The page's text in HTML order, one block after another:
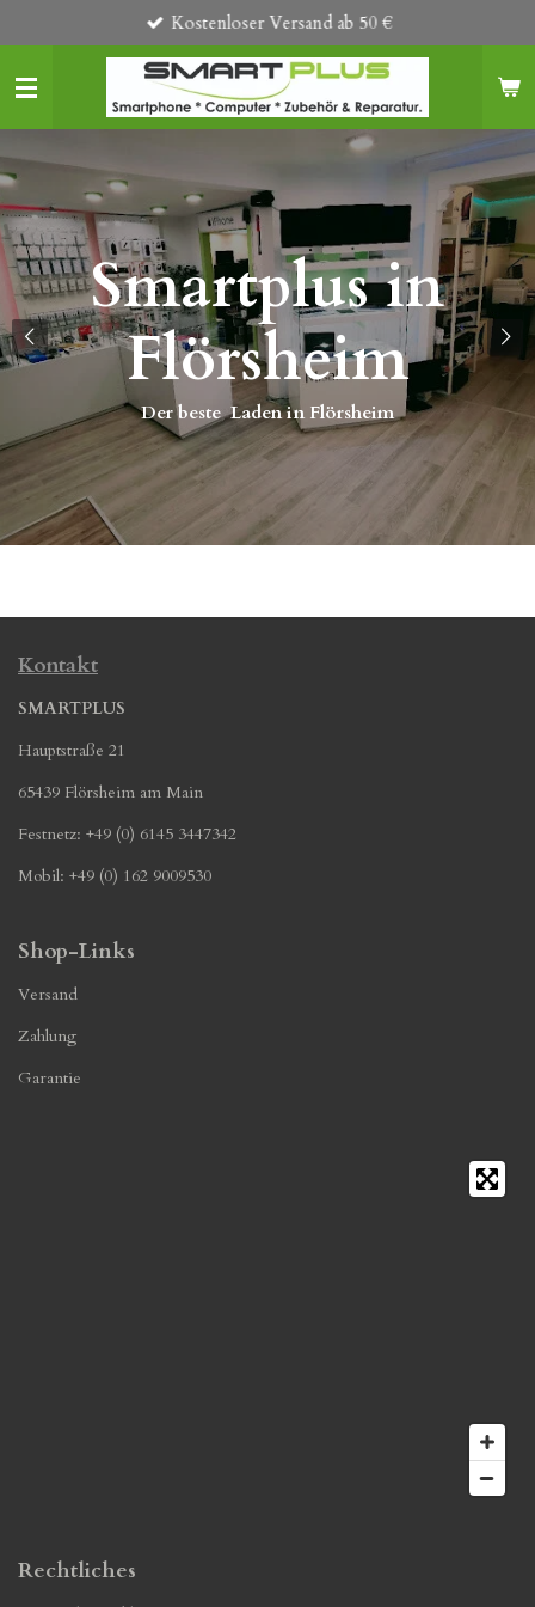
Hauptinhalt
springen
Kostenloser Versand ab 50 €
Smartplus in
Flörsheim
Der beste Laden in Flörsheim
Kontakt
SMARTPLUS
Hauptstraße 21
65439 Flörsheim am Main
Festnetz: +49 (0) 6145 3447342
Mobil: +49 (0) 162 9009530
Shop-Links
Versand
Zahlung
Garantie
Rechtliches